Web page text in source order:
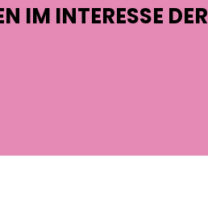
IM INTERESSE DER